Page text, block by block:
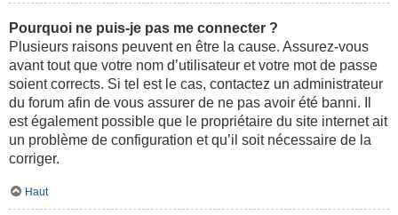
Pourquoi ne puis-je pas me connecter ?
Plusieurs raisons peuvent en être la cause. Assurez-vous
avant tout que votre nom d’utilisateur et votre mot de passe
soient corrects. Si tel est le cas, contactez un administrateur
du forum afin de vous assurer de ne pas avoir été banni. Il
est également possible que le propriétaire du site internet ait
un problème de configuration et qu’il soit nécessaire de la
corriger.
Haut